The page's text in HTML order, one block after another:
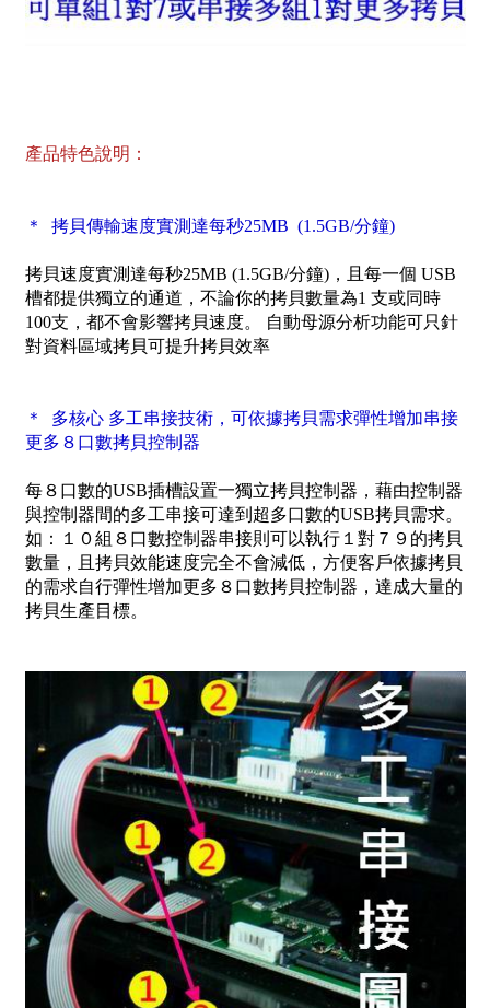
產品特色說明：
＊ 拷貝傳輸速度實測達每秒25MB (1.5GB/分鐘)
拷貝速度實測達每秒25MB (1.5GB/分鐘)，且每一個 USB
槽都提供獨立的通道，不論你的拷貝數量為1 支或同時
100支，都不會影響拷貝速度。 自動母源分析功能可只針
對資料區域拷貝可提升拷貝效率
＊ 多核心 多工串接技術，可依據拷貝需求彈性增加串接
更多８口數拷貝控制器
每８口數的USB插槽設置一獨立拷貝控制器，藉由控制器
與控制器間的多工串接可達到超多口數的USB拷貝需求。
如：１０組８口數控制器串接則可以執行１對７９的拷貝
數量，且拷貝效能速度完全不會減低，方便客戶依據拷貝
的需求自行彈性增加更多８口數拷貝控制器，達成大量的
拷貝生產目標。